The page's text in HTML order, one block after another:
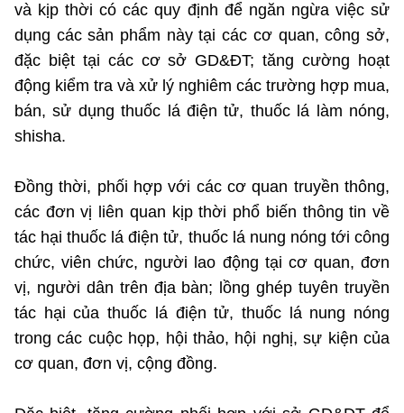
và kịp thời có các quy định để ngăn ngừa việc sử
dụng các sản phẩm này tại các cơ quan, công sở,
đặc biệt tại các cơ sở GD&ĐT; tăng cường hoạt
động kiểm tra và xử lý nghiêm các trường hợp mua,
bán, sử dụng thuốc lá điện tử, thuốc lá làm nóng,
shisha.
Đồng thời, phối hợp với các cơ quan truyền thông,
các đơn vị liên quan kịp thời phổ biến thông tin về
tác hại thuốc lá điện tử, thuốc lá nung nóng tới công
chức, viên chức, người lao động tại cơ quan, đơn
vị, người dân trên địa bàn; lồng ghép tuyên truyền
tác hại của thuốc lá điện tử, thuốc lá nung nóng
trong các cuộc họp, hội thảo, hội nghị, sự kiện của
cơ quan, đơn vị, cộng đồng.